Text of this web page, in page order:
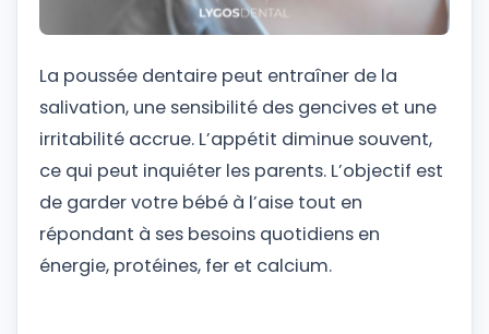
La poussée dentaire peut entraîner de la
salivation, une sensibilité des gencives et une
irritabilité accrue. L’appétit diminue souvent,
ce qui peut inquiéter les parents. L’objectif est
de garder votre bébé à l’aise tout en
répondant à ses besoins quotidiens en
énergie, protéines, fer et calcium.